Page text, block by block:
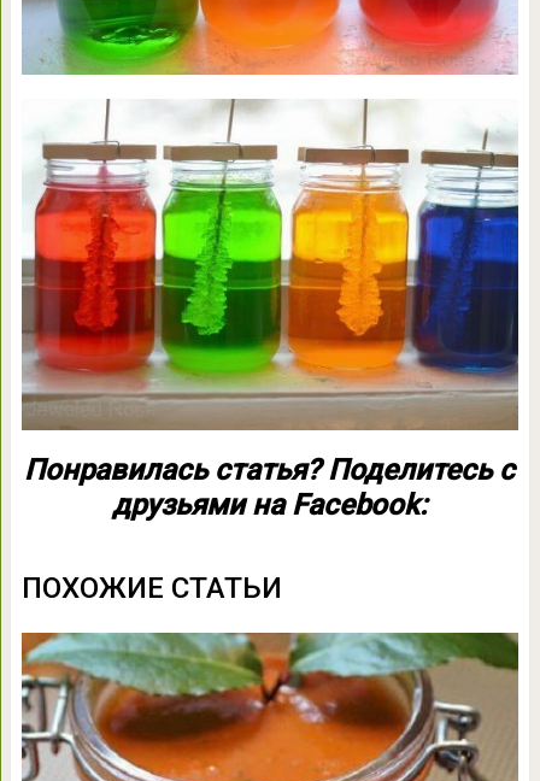
Понравилась статья? Поделитесь с
друзьями на Facebook:
ПОХОЖИЕ СТАТЬИ